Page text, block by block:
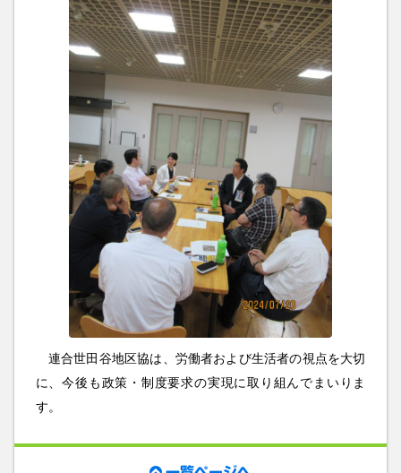
連合世田谷地区協は、労働者および生活者の視点を大切
に、今後も政策・制度要求の実現に取り組んでまいりま
す。